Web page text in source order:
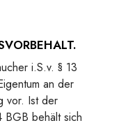
i.S.v. § 13
an der
vor. Ist der
BGB behält sich